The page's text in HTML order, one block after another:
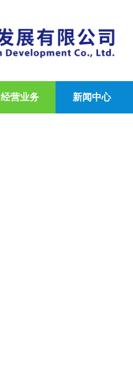
经营业务 新闻中心